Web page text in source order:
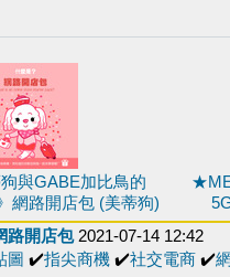
與GABE加比鳥的
網路開店包 (美蒂狗)
路開店包2021-07-14 12:42
圖 ✔️指尖商機 ✔️社交電商 ✔️